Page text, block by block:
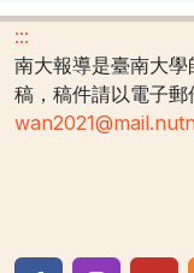
:::
南大報導是臺南大
稿，稿件請以電子